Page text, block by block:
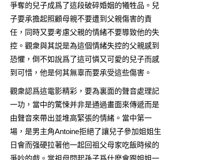
爭奪的兒子成爲了這段破碎婚姻的犧牲品。兒
子要承擔起照顧母親不要遭到父親傷害的責
任，同時又要考慮父親的情緒不要導致他的失
控。觀衆與其説是為這個情緒失控的父親感到
恐懼，倒不如說爲了這可憐又可愛的兒子而感
到可惜，他是何其無辜而要承受這些傷害。
觀衆認爲這電影精彩，要為裏面的聲音處理記
一功，當中的驚悚并非是通過畫面來傳遞而是
由聲音來帶出並堆高緊張的情緒。當中第一
場，是男主角Antoine拒絕了讓兒子參加姐姐生
日會而强硬拉著他一起回祖父母家吃飯時候的
爭吵的戲。當祖母問起孫子爲什麽會跟姐姐一